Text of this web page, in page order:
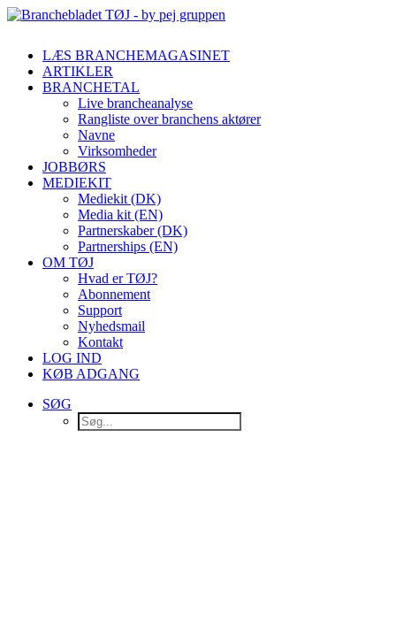
LÆS BRANCHEMAGASINET
ARTIKLER
BRANCHETAL
Live brancheanalyse
Rangliste over branchens aktører
Navne
Virksomheder
JOBBØRS
MEDIEKIT
Mediekit (DK)
Media kit (EN)
Partnerskaber (DK)
Partnerships (EN)
OM TØJ
Hvad er TØJ?
Abonnement
Support
Nyhedsmail
Kontakt
LOG IND
KØB ADGANG
SØG